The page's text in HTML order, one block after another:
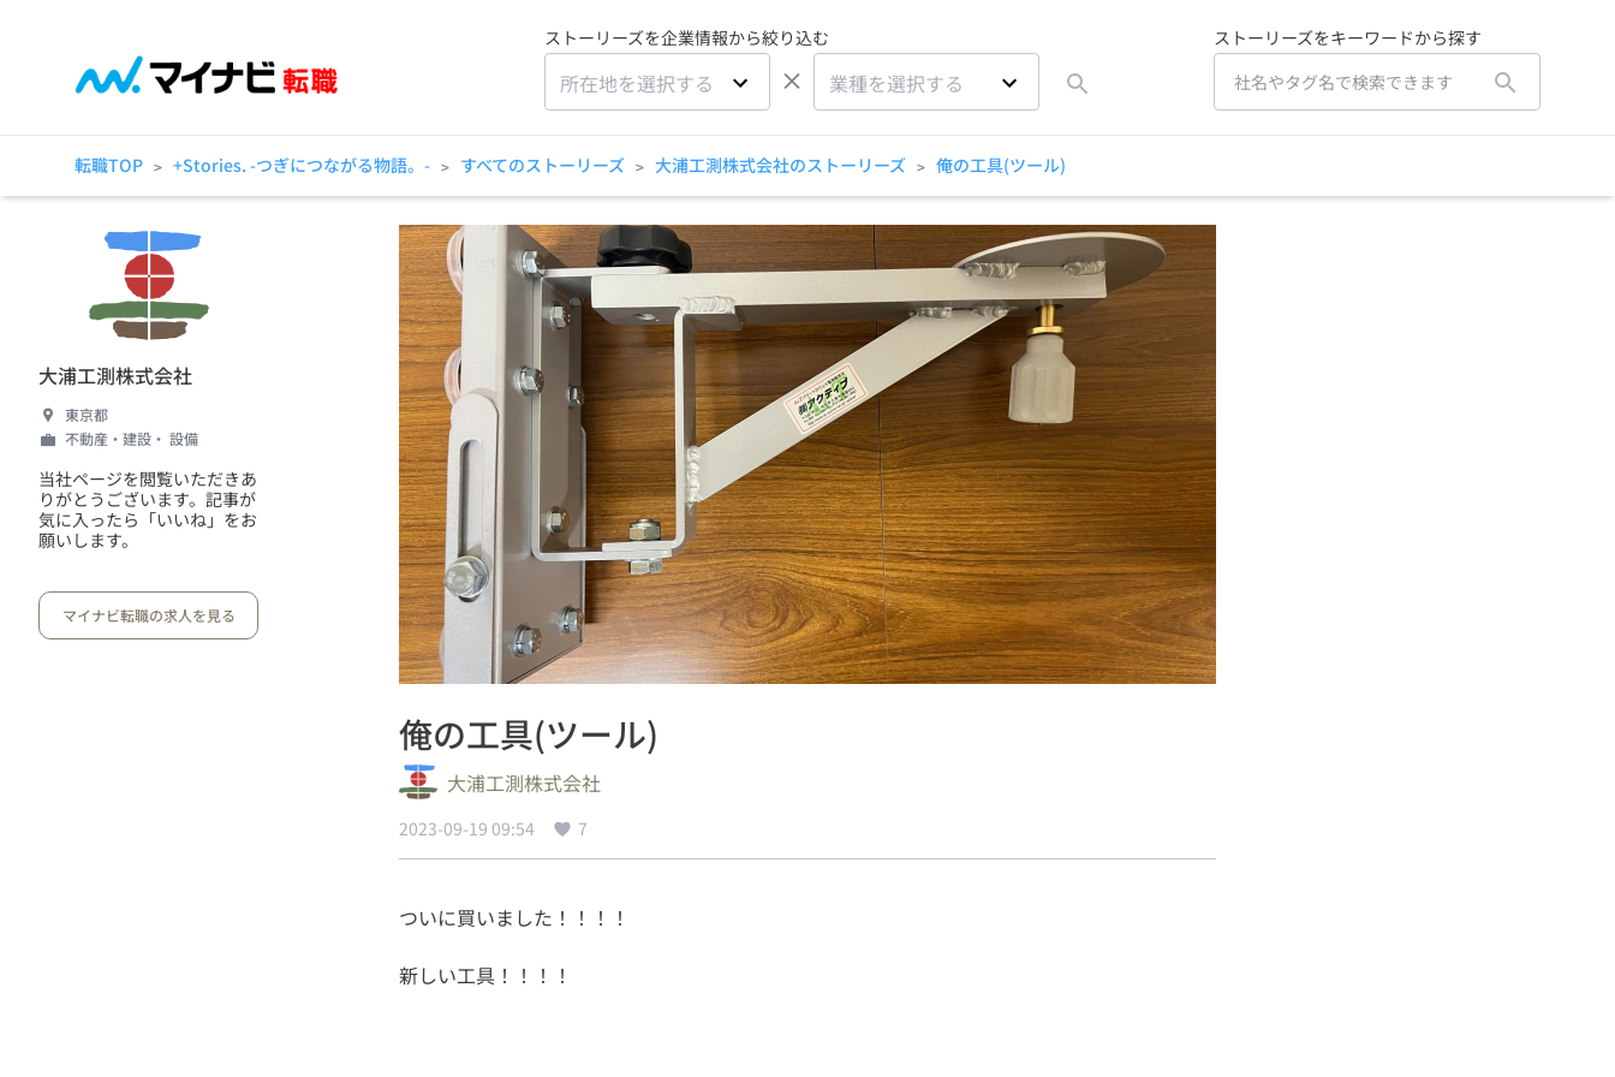
ストーリーズを企業情報から絞り込む
所在地を選択する × 業種を選択する
ストーリーズをキーワードから探す
転職TOP > +Stories. -つぎにつながる物語。- > すべてのストーリーズ > 大浦工測株式会社のストーリーズ > 俺の工具(ツール)
大浦工測株式会社
東京都
不動産・建設・ 設備
当社ページを閲覧いただきあ
りがとうございます。記事が
気に入ったら「いいね」をお
願いします。
マイナビ転職の求人を見る
俺の工具(ツール)
大浦工測株式会社
2023-09-19 09:54 7